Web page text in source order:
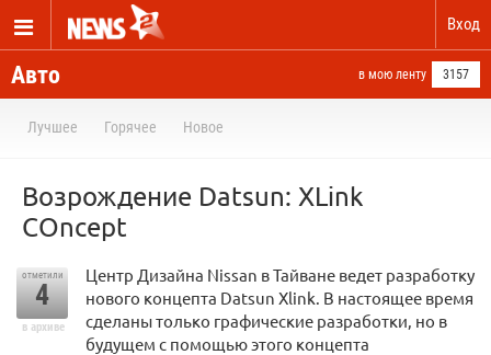
Вход
Авто в мою ленту 3157
Лучшее Горячее Новое
Возрождение Datsun: XLink
COncept
отметили
4
в архиве
Центр Дизайна Nissan в Тайване ведет разработку
нового концепта Datsun Xlink. В настоящее время
сделаны только графические разработки, но в
будущем с помощью этого концепта